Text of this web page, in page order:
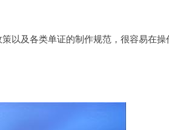
以及各类单证的制作规范，很容易在操